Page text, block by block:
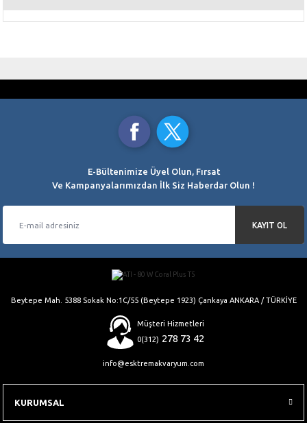
Ürün açıklamasında eksik bilgiler bulunuyor.
Ürün bilgilerinde hatalar bulunuyor.
Bu ürüne benzer farklı alternatifler olmalı.
Gönder
Saat 15.00’a Kadar
E-Bültenimize Üyel Olun, Fırsat
Ve Kampanyalarımızdan İlk Siz Haberdar Olun !
KAYIT OL
Beytepe Mah. 5388 Sokak No:1C/55 (Beytepe 1923) Çankaya ANKARA / TÜRKİYE
Müşteri Hizmetleri
0(312) 278 73 42
info@esktremakvaryum.com
KURUMSAL